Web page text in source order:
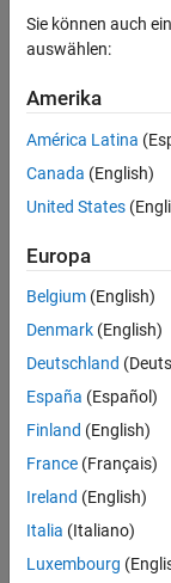
speichern
Es
nicht
alle
Stellen
übersetzt.
Sie
nach
einem
Standort,
um
alle
in
Ihrer
Region
Sie können auch
auswählen:
Amerika
América Latina
Canada (English)
United States
Europa
Belgium (English)
Denmark (English)
Deutschland
España (Español)
Finland (English)
France (Français)
Ireland (English)
Italia (Italiano)
Luxembourg